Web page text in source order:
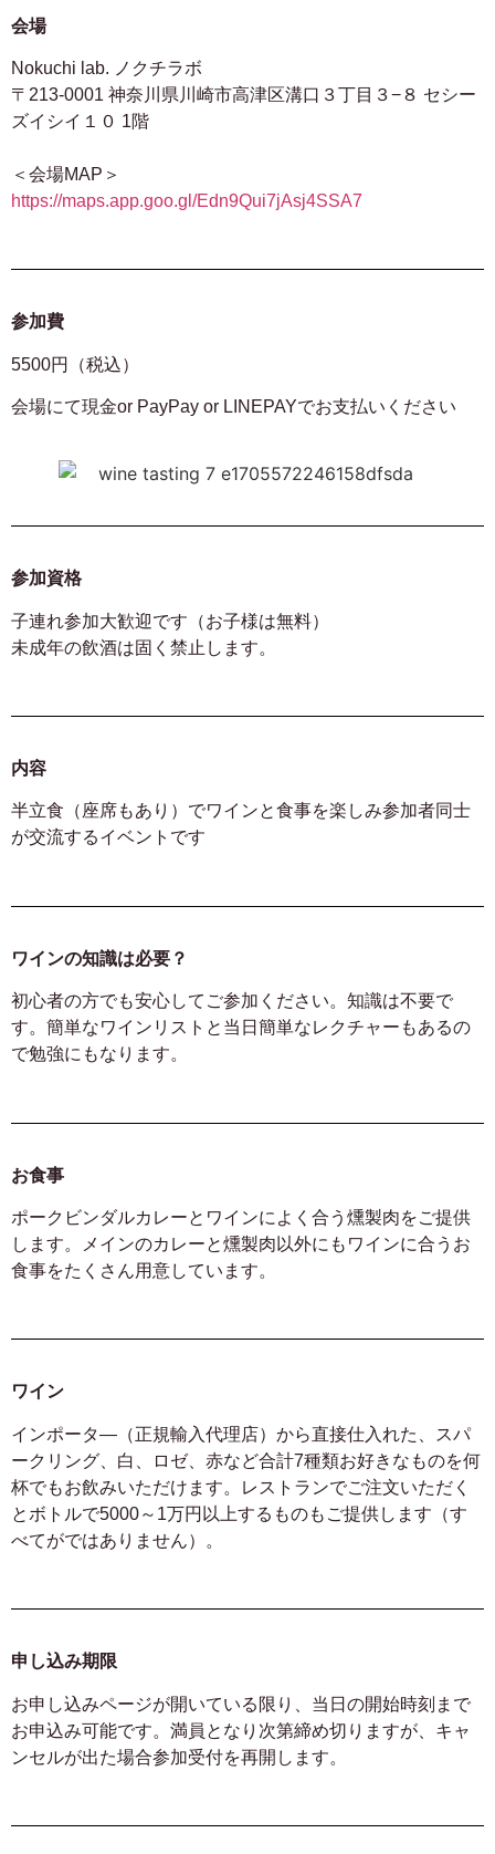
会場
Nokuchi lab. ノクチラボ
〒213-0001 神奈川県川崎市高津区溝口３丁目３−８ セシー
ズイシイ１０ 1階
＜会場MAP＞
https://maps.app.goo.gl/Edn9Qui7jAsj4SSA7
参加費
5500円（税込）
会場にて現金or PayPay or LINEPAYでお支払いください
参加資格
子連れ参加大歓迎です（お子様は無料）
未成年の飲酒は固く禁止します。
内容
半立食（座席もあり）でワインと食事を楽しみ参加者同士
が交流するイベントです
ワインの知識は必要？
初心者の方でも安心してご参加ください。知識は不要で
す。簡単なワインリストと当日簡単なレクチャーもあるの
で勉強にもなります。
お食事
ポークビンダルカレーとワインによく合う燻製肉をご提供
します。メインのカレーと燻製肉以外にもワインに合うお
食事をたくさん用意しています。
ワイン
インポータ―（正規輸入代理店）から直接仕入れた、スパ
ークリング、白、ロゼ、赤など合計7種類お好きなものを何
杯でもお飲みいただけます。レストランでご注文いただく
とボトルで5000～1万円以上するものもご提供します（す
べてがではありません）。
申し込み期限
お申し込みページが開いている限り、当日の開始時刻まで
お申込み可能です。満員となり次第締め切りますが、キャ
ンセルが出た場合参加受付を再開します。